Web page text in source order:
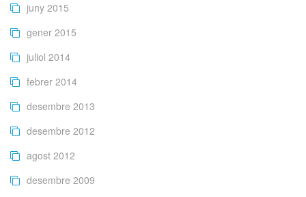
juny 2015
gener 2015
juliol 2014
febrer 2014
desembre 2013
desembre 2012
agost 2012
desembre 2009